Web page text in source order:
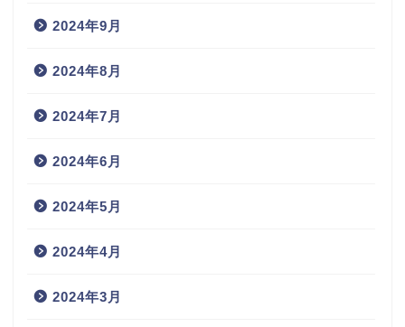
2024年9月
2024年8月
2024年7月
2024年6月
2024年5月
2024年4月
2024年3月